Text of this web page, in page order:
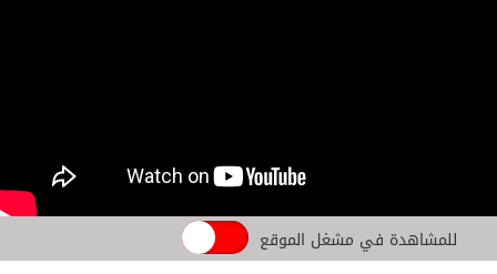
للمشاهدة في مشغل الموقع